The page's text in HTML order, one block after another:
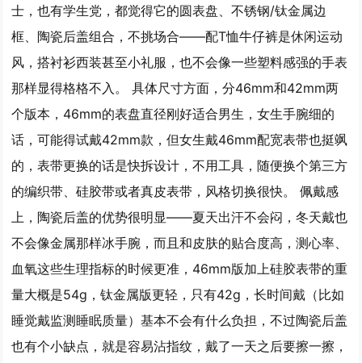
士，也有学生党，都觉得它的圆表盘、不锈钢/钛金属边
框、陶瓷后盖组合，不挑场合——配T恤牛仔裤是休闲运动
风，搭衬衫西装甚至小礼服，也不会像一些塑料感强的手表
那样显得格格不入。 具体尺寸方面，分46mm和42mm两
个版本，46mm的表盘直径刚好适合男生，女生手腕细的
话，可能得试戴42mm款，但女生戴46mm配宽表带也挺飒
的，表带更换的话是快拆设计，不用工具，随便换个第三方
的编织带、硅胶带或者真皮表带，风格切换很快。 佩戴感
上，陶瓷后盖的优势很明显——夏天出汗不会闷，冬天戴也
不会像金属那样冰手腕，而且和皮肤的贴合度高，测心率、
血氧这些生理指标的时候更准，46mm版加上硅胶表带的重
量大概是54g，钛金属版更轻，只有42g，长时间戴（比如
睡觉戴监测睡眠质量）基本不会有什么负担，不过陶瓷后盖
也有个小缺点，就是容易沾指纹，戴了一天之后要擦一擦，